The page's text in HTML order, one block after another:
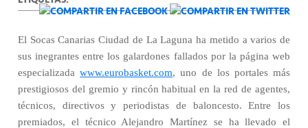
El Socas Canarias Ciudad de La Laguna ha metido a varios de
sus inegrantes entre los galardones fallados por la página web
especializadawww.eurobasket.com, uno de los portales más
prestigiosos del gremio y rincón habitual en la red de agentes,
técnicos, directivos y periodistas de baloncesto. Entre los
premiados, el técnico Alejandro Martínez se ha llevado el